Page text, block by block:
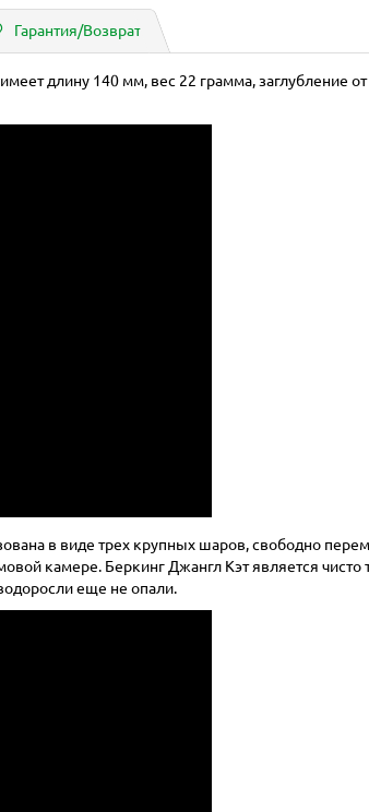
Гарантия/Возврат
длину 140 мм, вес 22 грамма, заглубление от
в виде трех крупных шаров, свободно
камере. Беркинг Джангл Кэт является
еще не опали.